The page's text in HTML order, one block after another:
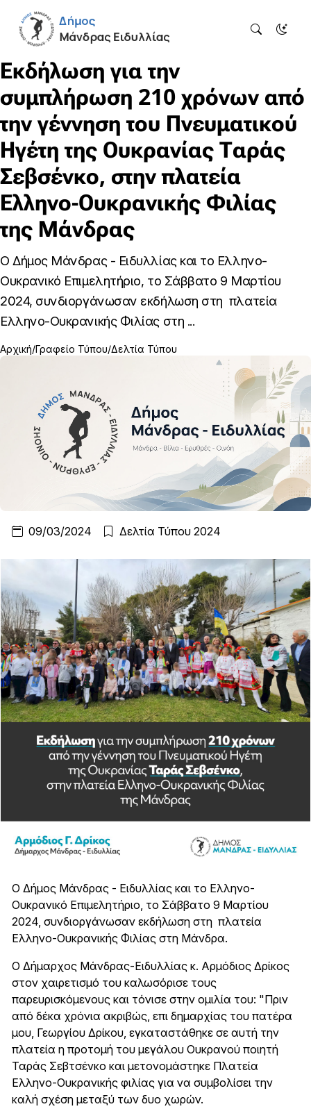
Εκδήλωση για την
συμπλήρωση 210 χρόνων από
την γέννηση του Πνευματικού
Ηγέτη της Ουκρανίας Ταράς
Σεβσένκο, στην πλατεία
Ελληνο-Ουκρανικής Φιλίας
της Μάνδρας
Ο Δήμος Μάνδρας - Ειδυλλίας και το Ελληνο-
Ουκρανικό Επιμελητήριο, το Σάββατο 9 Μαρτίου
2024, συνδιοργάνωσαν εκδήλωση στη πλατεία
Ελληνο-Ουκρανικής Φιλίας στη ...
Αρχική Γραφείο Τύπου Δελτία Τύπου
09/03/2024 Δελτία Τύπου 2024
Ο Δήμος Μάνδρας - Ειδυλλίας και το Ελληνο-
Ουκρανικό Επιμελητήριο, το Σάββατο 9 Μαρτίου
2024, συνδιοργάνωσαν εκδήλωση στη πλατεία
Ελληνο-Ουκρανικής Φιλίας στη Μάνδρα.
Ο Δήμαρχος Μάνδρας-Ειδυλλίας κ. Αρμόδιος Δρίκος
στον χαιρετισμό του καλωσόρισε τους
παρευρισκόμενους και τόνισε στην ομιλία του: "Πριν
από δέκα χρόνια ακριβώς, επι δημαρχίας του πατέρα
μου, Γεωργίου Δρίκου, εγκαταστάθηκε σε αυτή την
πλατεία η προτομή του μεγάλου Ουκρανού ποιητή
Ταράς Σεβτσένκο και μετονομάστηκε Πλατεία
Ελληνο-Ουκρανικής φιλίας για να συμβολίσει την
καλή σχέση μεταξύ των δυο χωρών.